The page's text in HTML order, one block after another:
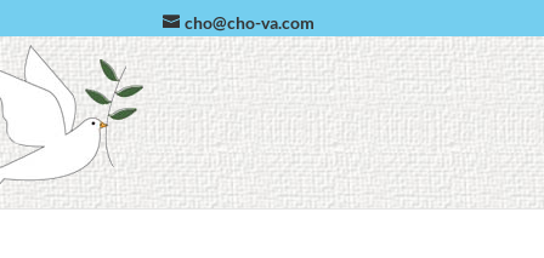
cho@cho-va.com